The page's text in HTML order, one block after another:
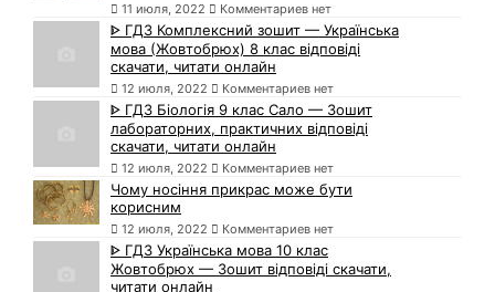
11 июля, 2022 Комментариев нет
ᐈ ГДЗ Комплексний зошит — Українська
мова (Жовтобрюх) 8 клас відповіді
скачати, читати онлайн
12 июля, 2022 Комментариев нет
ᐈ ГДЗ Біологія 9 клас Сало — Зошит
лабораторних, практичних відповіді
скачати, читати онлайн
12 июля, 2022 Комментариев нет
Чому носіння прикрас може бути
корисним
12 июля, 2022 Комментариев нет
ᐈ ГДЗ Українська мова 10 клас
Жовтобрюх — Зошит відповіді скачати,
читати онлайн